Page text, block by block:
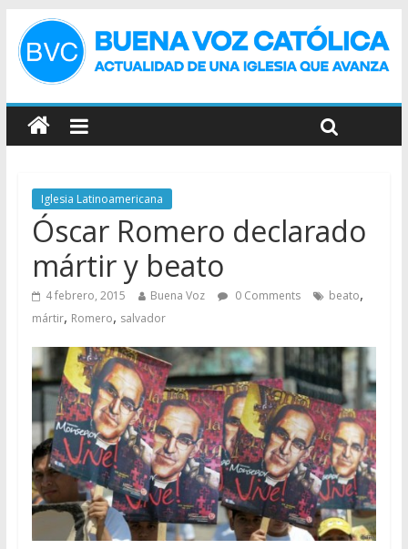
Iglesia Latinoamericana
Óscar Romero declarado
mártir y beato
4 febrero, 2015 Buena Voz 0 Comments beato,
mártir, Romero, salvador